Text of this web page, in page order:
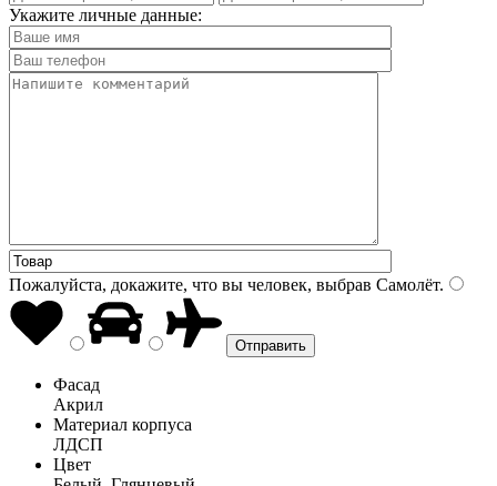
Укажите личные данные:
Пожалуйста, докажите, что вы человек, выбрав Самолёт.
Фасад
Акрил
Материал корпуса
ЛДСП
Цвет